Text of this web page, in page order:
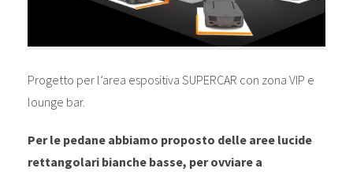
Progetto per l’area espositiva SUPERCAR con zona VIP e
lounge bar.
Per le pedane abbiamo proposto delle aree lucide
rettangolari bianche basse, per ovviare a